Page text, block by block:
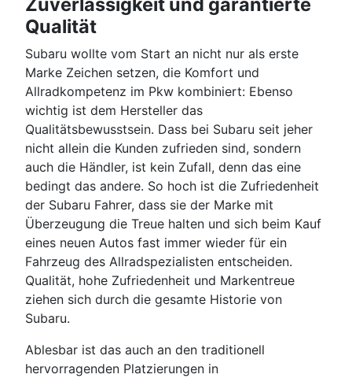
Qualität
Subaru wollte vom Start an nicht nur als erste
Marke Zeichen setzen, die Komfort und
Allradkompetenz im Pkw kombiniert: Ebenso
wichtig ist dem Hersteller das
Qualitätsbewusstsein. Dass bei Subaru seit jeher
nicht allein die Kunden zufrieden sind, sondern
auch die Händler, ist kein Zufall, denn das eine
bedingt das andere. So hoch ist die Zufriedenheit
der Subaru Fahrer, dass sie der Marke mit
Überzeugung die Treue halten und sich beim Kauf
eines neuen Autos fast immer wieder für ein
Fahrzeug des Allradspezialisten entscheiden.
Qualität, hohe Zufriedenheit und Markentreue
ziehen sich durch die gesamte Historie von
Subaru.
Ablesbar ist das auch an den traditionell
hervorragenden Platzierungen in